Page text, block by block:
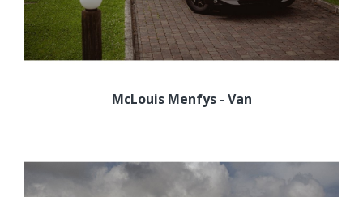
McLouis Menfys - Van